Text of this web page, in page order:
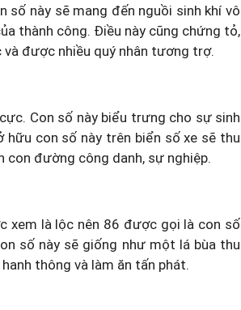
số này sẽ mang đến nguồi sinh khí vô
thành công. Điều này cũng chứng tỏ,
được nhiều quý nhân tương trợ.
Con số này biểu trưng cho sự sinh
con số này trên biển số xe sẽ thu
đường công danh, sự nghiệp.
xem là lộc nên 86 được gọi là con số
số này sẽ giống như một lá bùa thu
thông và làm ăn tấn phát.